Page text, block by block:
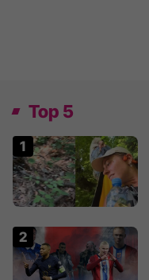
Top 5